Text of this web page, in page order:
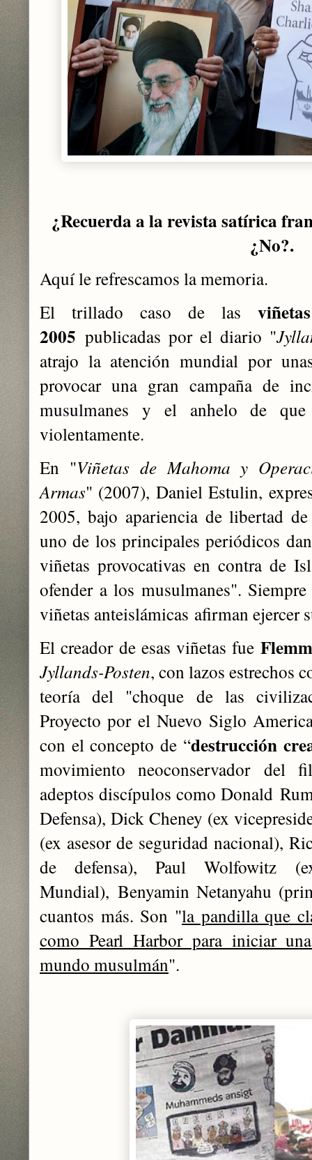
¿Recuerda a la revista satírica
¿No?.
Aquí le refrescamos la memoria.
El trillado caso de las
2005 publicadas por el diario "
atrajo la atención mundial por
provocar una gran campaña de
musulmanes y el anhelo de que
violentamente.
En "Viñetas de Mahoma y
Armas" (2007), Daniel Estulin,
2005, bajo apariencia de libertad
uno de los principales periódicos
viñetas provocativas en contra de
ofender a los musulmanes".
viñetas anteislámicas afirman ejercer
El creador de esas viñetas fue
Jyllands-Posten, con lazos estrechos
teoría del "choque de las
Proyecto por el Nuevo Siglo
con el concepto de “destrucción
movimiento neoconservadordel
adeptos discípulos como Donald
Defensa), Dick Cheney (ex
(ex asesor de seguridad nacional),
de defensa), Paul Wolfowitz
Mundial), Benyamin Netanyahu
cuantos más. Son "la pandilla que
como Pearl Harbor para iniciar
mundo musulmán".